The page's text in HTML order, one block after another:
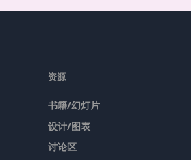
资源
书籍/幻灯片
设计/图表
讨论区